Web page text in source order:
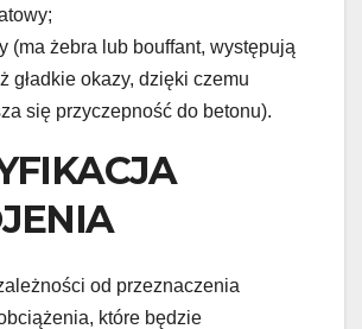
(ma żebra lub bouffant, występują
gładkie okazy, dzięki czemu
się przyczepność do betonu).
od przeznaczenia
które będzie